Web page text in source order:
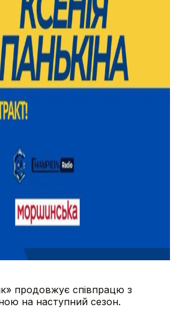
продовжує співпрацю з
на наступний сезон.